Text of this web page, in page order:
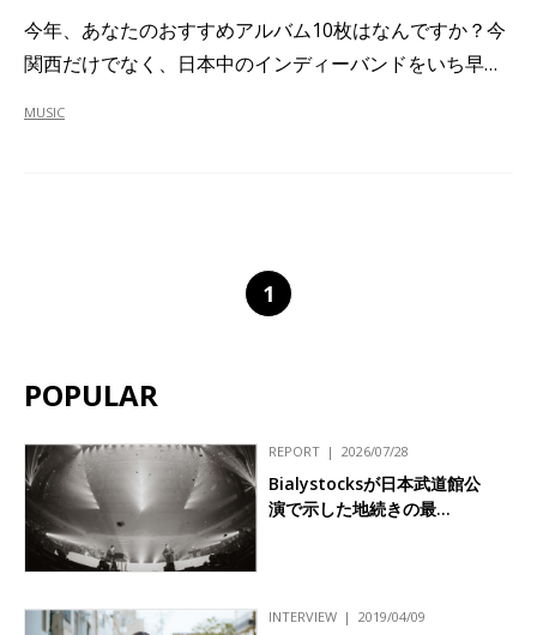
今年、あなたのおすすめアルバム10枚はなんですか？今
関西だけでなく、日本中のインディーバンドをいち早…
MUSIC
1
POPULAR
REPORT 2026/07/28
Bialystocksが日本武道館公
演で示した地続きの最…
INTERVIEW 2019/04/09